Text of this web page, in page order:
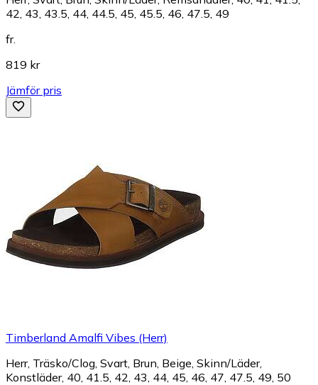
42, 43, 43.5, 44, 44.5, 45, 45.5, 46, 47.5, 49
fr.
819 kr
Jämför pris
Timberland Amalfi Vibes (Herr)
Herr, Träsko/Clog, Svart, Brun, Beige, Skinn/Läder,
Konstläder, 40, 41.5, 42, 43, 44, 45, 46, 47, 47.5, 49, 50